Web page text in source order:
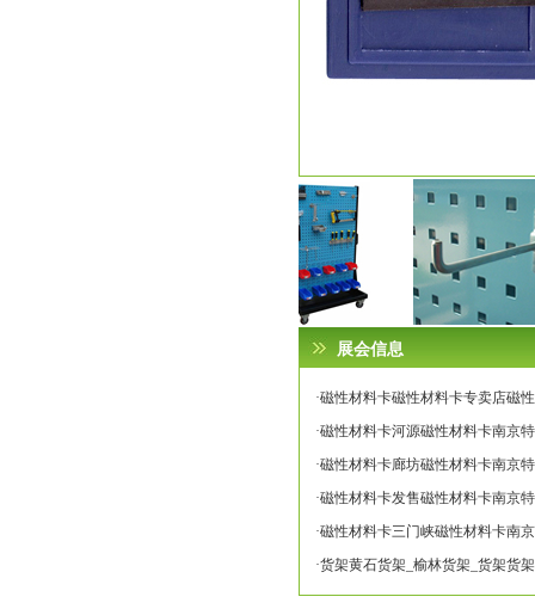
展会信息
·磁性材料卡磁性材料卡专卖店磁
·磁性材料卡河源磁性材料卡南京
·磁性材料卡廊坊磁性材料卡南京
·磁性材料卡发售磁性材料卡南京
·磁性材料卡三门峡磁性材料卡南
·货架黄石货架_榆林货架_货架货